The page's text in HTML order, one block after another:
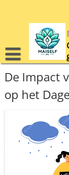
De Impact
op het